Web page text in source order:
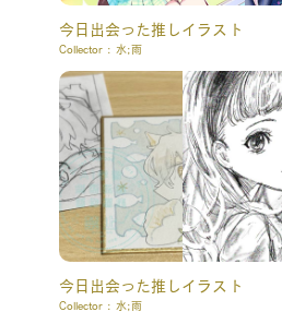
今日出会った推しイラスト
Collector : 水;雨
今日出会った推しイラスト
Collector : 水;雨